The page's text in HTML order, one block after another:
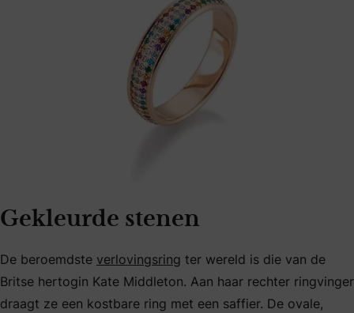
Gekleurde stenen
De beroemdste verlovingsring ter wereld is die van de
Britse hertogin Kate Middleton. Aan haar rechter ringvinger
draagt ze een kostbare ring met een saffier. De ovale,